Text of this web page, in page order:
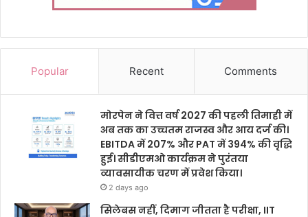
Popular Recent Comments
मोरपेन ने वित्त वर्ष 2027 की पहली तिमाही में
अब तक का उच्चतम राजस्व और आय दर्ज की।
EBITDA में 207% और PAT में 394% की वृद्धि
हुई। सीडीएमओ कार्यक्रम ने पुरंतया
व्यावसायीक चरण में प्रवेश किया।
2 days ago
सिलेबस नहीं, दिमाग जीतता है परीक्षा, IIT